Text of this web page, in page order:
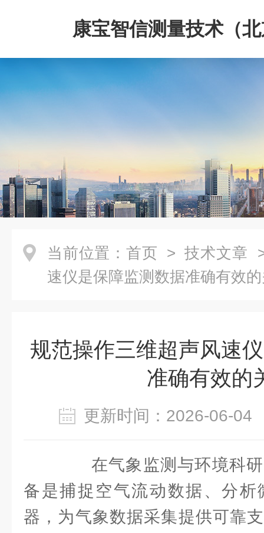
康宝智信测量技术（
限公司
当前位置： 首页 > 技术文章
速仪是保障监测数据准确有效
规范操作三维超声风速
准确有效的
更新时间：2026-06-
在气象监测与环境科研
备是捕捉空气流动数据、分
器，为气象数据采集提供可靠